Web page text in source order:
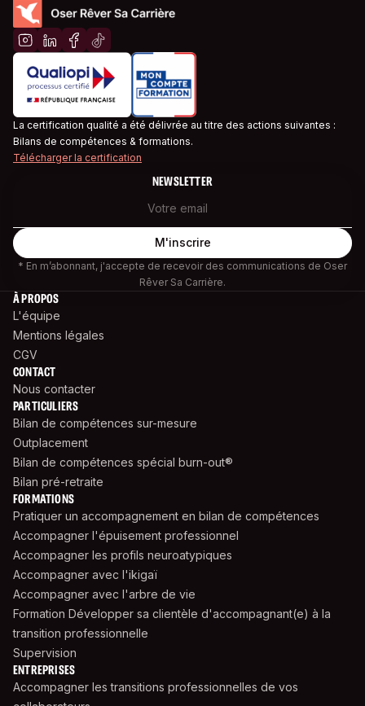
La certification qualité a été délivrée au titre des actions suivantes :
Bilans de compétences & formations.
Télécharger la certification
NEWSLETTER
* En m’abonnant, j'accepte de recevoir des communications de Oser
Rêver Sa Carrière.
À PROPOS
L'équipe
Mentions légales
CGV
CONTACT
Nous contacter
PARTICULIERS
Bilan de compétences sur-mesure
Outplacement
Bilan de compétences spécial burn-out®
Bilan pré-retraite
FORMATIONS
Pratiquer un accompagnement en bilan de compétences
Accompagner l'épuisement professionnel
Accompagner les profils neuroatypiques
Accompagner avec l'ikigaï
Accompagner avec l'arbre de vie
Formation Développer sa clientèle d'accompagnant(e) à la
transition professionnelle
Supervision
ENTREPRISES
Accompagner les transitions professionnelles de vos